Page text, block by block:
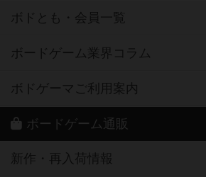
ボドとも・会員一覧
ボードゲーム業界コラム
ボドゲーマご利用案内
ボードゲーム通販
新作・再入荷情報